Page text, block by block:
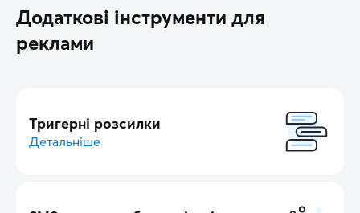
Додаткові інструменти для
реклами
Тригерні розсилки
Детальніше